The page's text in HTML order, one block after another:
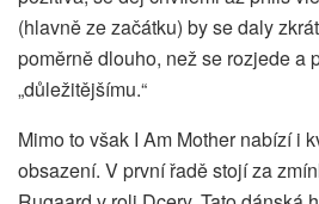
(hlavně ze začátku) by se daly
poměrně dlouho, než se rozjede a
„důležitějšímu.“
Mimo to však I Am Mother nabízí i
obsazení. V první řadě stojí za